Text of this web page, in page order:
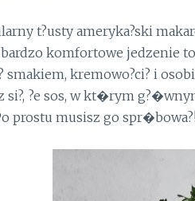
t?usty ameryka?ski
komfortowe jedzenie
smakiem, kremowo?ci? i
si?, ?e sos, w kt�rym
prostu musisz go spr�bowa?!